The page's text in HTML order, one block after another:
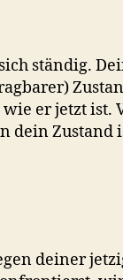
ständig.
er jetzt ist.
dein Zustand
deiner